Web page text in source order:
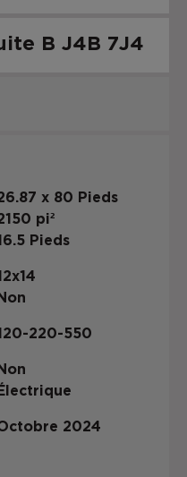
B J4B 7J4
x 80 Pieds
pi²
Pieds
Non
220-550
Non
Électrique
2024